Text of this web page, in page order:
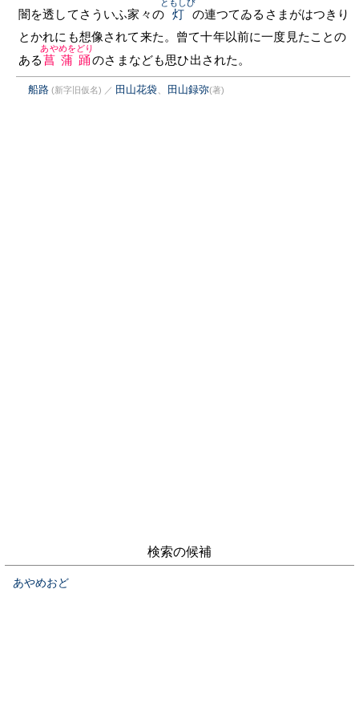
闇を透してさういふ家々の 灯
ともしび
の連つてゐるさまがはつきり
とかれにも想像されて来た。曾て十年以前に一度見たことの
ある菖蒲踊
あやめをどり
のさまなども思ひ出された。
船路 (新字旧仮名) ／ 田山花袋、 田山録弥(著)
検索の候補
あやめおど